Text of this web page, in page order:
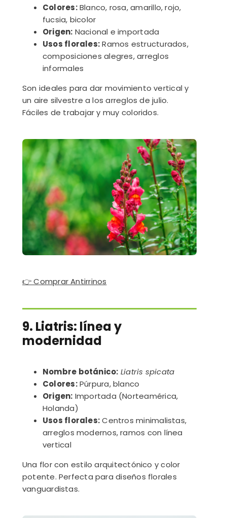
Colores:Blanco, rosa, amarillo, rojo,
fucsia, bicolor
Origen: Nacional e importada
Usos florales:Ramos estructurados,
composiciones alegres, arreglos
informales
Son ideales para dar movimiento vertical y
un aire silvestre a los arreglos de julio.
Fáciles de trabajar y muy coloridos.
👉 Comprar Antirrinos
9. Liatris: línea y
modernidad
Nombre botánico: Liatris spicata
Colores:Púrpura, blanco
Origen: Importada (Norteamérica,
Holanda)
Usos florales:Centros minimalistas,
arreglos modernos, ramos con línea
vertical
Una flor con estilo arquitectónico y color
potente. Perfecta para diseños florales
vanguardistas.